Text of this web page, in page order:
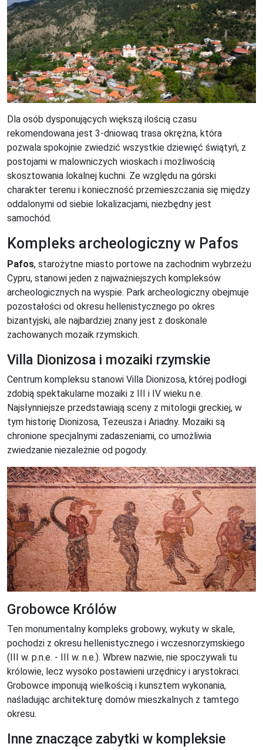
Dla osób dysponujących większą ilością czasu
rekomendowana jest 3-dniowaq trasa okrężna, która
pozwala spokojnie zwiedzić wszystkie dziewięć świątyń, z
postojami w malowniczych wioskach i możliwością
skosztowania lokalnej kuchni. Ze względu na górski
charakter terenu i konieczność przemieszczania się między
oddalonymi od siebie lokalizacjami, niezbędny jest
samochód.
Kompleks archeologiczny w Pafos
Pafos, starożytne miasto portowe na zachodnim wybrzeżu
Cypru, stanowi jeden z najważniejszych kompleksów
archeologicznych na wyspie. Park archeologiczny obejmuje
pozostałości od okresu hellenistycznego po okres
bizantyjski, ale najbardziej znany jest z doskonale
zachowanych mozaik rzymskich.
Villa Dionizosa i mozaiki rzymskie
Centrum kompleksu stanowi Villa Dionizosa, której podłogi
zdobią spektakularne mozaiki z III i IV wieku n.e.
Najsłynniejsze przedstawiają sceny z mitologii greckiej, w
tym historię Dionizosa, Tezeusza i Ariadny. Mozaiki są
chronione specjalnymi zadaszeniami, co umożliwia
zwiedzanie niezależnie od pogody.
Grobowce Królów
Ten monumentalny kompleks grobowy, wykuty w skale,
pochodzi z okresu hellenistycznego i wczesnorzymskiego
(III w. p.n.e. - III w. n.e.). Wbrew nazwie, nie spoczywali tu
królowie, lecz wysoko postawieni urzędnicy i arystokraci.
Grobowce imponują wielkością i kunsztem wykonania,
naśladując architekturę domów mieszkalnych z tamtego
okresu.
Inne znaczące zabytki w kompleksie